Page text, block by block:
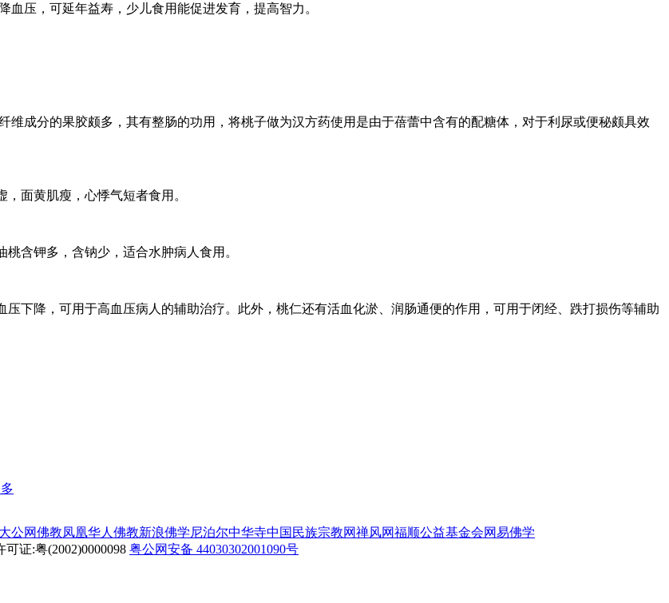
压，可延年益寿，少儿食用能促进发育，提高智力。
成分的果胶颇多，其有整肠的功用，将桃子做为汉方药使用是由于蓓蕾中含有的配糖体，对于利尿或便秘颇具效
面黄肌瘦，心悸气短者食用。
含钾多，含钠少，适合水肿病人食用。
降，可用于高血压病人的辅助治疗。此外，桃仁还有活血化淤、润肠通便的作用，可用于闭经、跌打损伤等辅助
大公网佛教凤凰华人佛教新浪佛学尼泊尔中华寺中国民族宗教网禅风网福顺公益基金会网易佛学
证:粤(2002)0000098 粤公网安备 44030302001090号